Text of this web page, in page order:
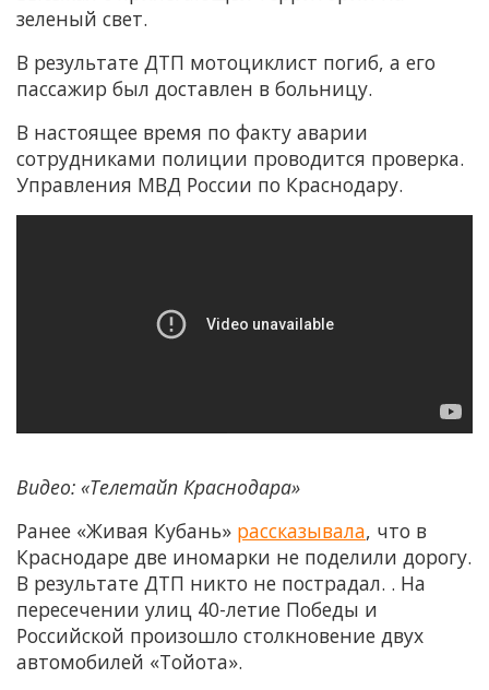
зеленый свет.
В результате ДТП мотоциклист погиб, а его
пассажир был доставлен в больницу.
В настоящее время по факту аварии
сотрудниками полиции проводится проверка.
Управления МВД России по Краснодару.
Видео: «Телетайп Краснодара»
Ранее «Живая Кубань» рассказывала, что в
Краснодаре две иномарки не поделили дорогу.
В результате ДТП никто не пострадал. . На
пересечении улиц 40-летие Победы и
Российской произошло столкновение двух
автомобилей «Тойота».